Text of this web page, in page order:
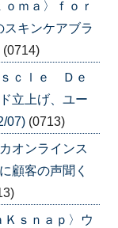
ｍａ〉ｆｏｒ
スキンケアブラ
(0714)
ｃｌｅ Ｄｅ
立上げ、ユー
07) (0713)
オンラインス
顧客の声聞く
ｓｎａｐ〉ウ